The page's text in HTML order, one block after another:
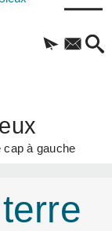
cap à gauche